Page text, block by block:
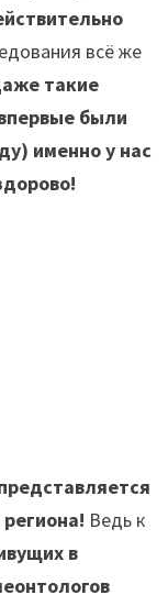
всё же
такие
были
именно у нас
Ведь к
в